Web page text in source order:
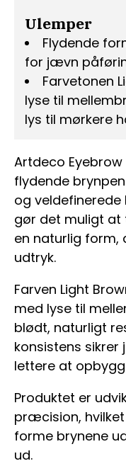
Artdeco Eyebrow
flydende
og veldefinerede
gør det muligt at
en naturlig form,
udtryk.
Farven Light
med lyse til
blødt, naturligt
konsistens
lettere at
Produktet er
præcision,
forme brynene
ud.
Ulemper
Flydende
for jævn
Farvetonen
lyse til
lys til mørkere